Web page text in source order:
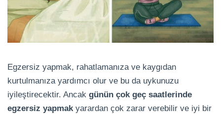
Egzersiz yapmak, rahatlamanıza ve kaygıdan
kurtulmanıza yardımcı olur ve bu da uykunuzu
iyileştirecektir. Ancak günün çok geç saatlerinde
egzersiz yapmakyarardan çok zarar verebilir ve iyi bir